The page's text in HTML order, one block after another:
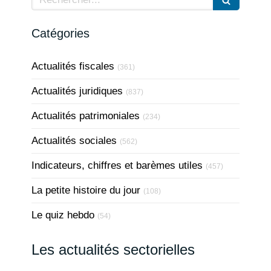
Catégories
Actualités fiscales (361)
Actualités juridiques (837)
Actualités patrimoniales (234)
Actualités sociales (562)
Indicateurs, chiffres et barèmes utiles (457)
La petite histoire du jour (108)
Le quiz hebdo (54)
Les actualités sectorielles